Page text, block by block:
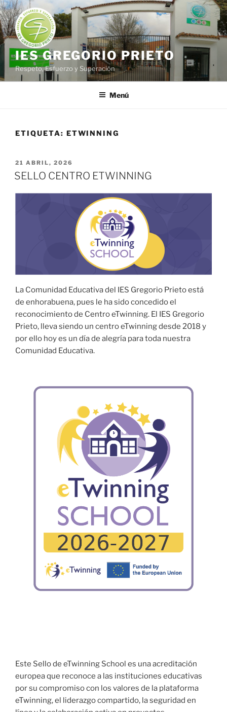
Saltar
al
contenido
IES GREGORIO PRIETO
Respeto, Esfuerzo y Superación
Menú
ETIQUETA: ETWINNING
PUBLICADO
EL
21 ABRIL, 2026
SELLO CENTRO ETWINNING
La Comunidad Educativa del IES Gregorio Prieto está
de enhorabuena, pues le ha sido concedido el
reconocimiento de Centro eTwinning. El IES Gregorio
Prieto, lleva siendo un centro eTwinning desde 2018 y
por ello hoy es un día de alegría para toda nuestra
Comunidad Educativa.
Este Sello de eTwinning School es una acreditación
europea que reconoce a las instituciones educativas
por su compromiso con los valores de la plataforma
eTwinning, el liderazgo compartido, la seguridad en